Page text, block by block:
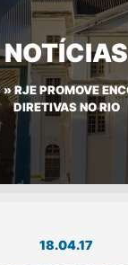
NOTÍCIAS
»RJE PROMOVE
DIRETIVAS NO RIO
18.04.17